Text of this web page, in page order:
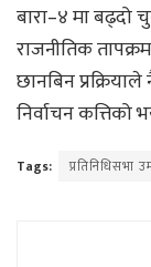
बारा–४ मा बढ्दो
राजनीतिक
छानबिन
निर्वाचन कत्तिको
Tags: प्रतिनिधिसभा